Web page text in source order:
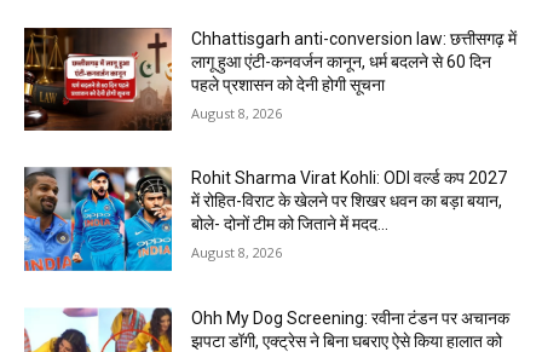
Chhattisgarh anti-conversion law: छत्तीसगढ़ में
लागू हुआ एंटी-कनवर्जन कानून, धर्म बदलने से 60 दिन
पहले प्रशासन को देनी होगी सूचना
August 8, 2026
Rohit Sharma Virat Kohli: ODI वर्ल्ड कप 2027
में रोहित-विराट के खेलने पर शिखर धवन का बड़ा बयान,
बोले- दोनों टीम को जिताने में मदद...
August 8, 2026
Ohh My Dog Screening: रवीना टंडन पर अचानक
झपटा डॉगी, एक्ट्रेस ने बिना घबराए ऐसे किया हालात को